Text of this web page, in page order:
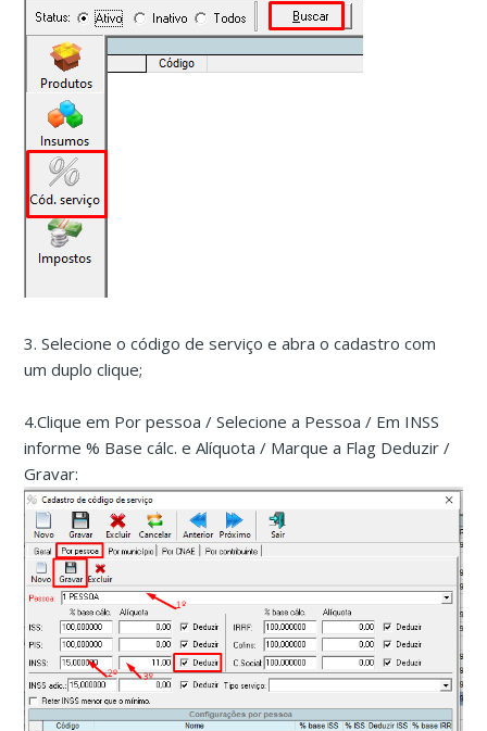
3. Selecione o código de serviço e abra o cadastro com
um duplo clique;
4.Clique em Por pessoa / Selecione a Pessoa / Em INSS
informe % Base cálc. e Alíquota / Marque a Flag Deduzir /
Gravar: